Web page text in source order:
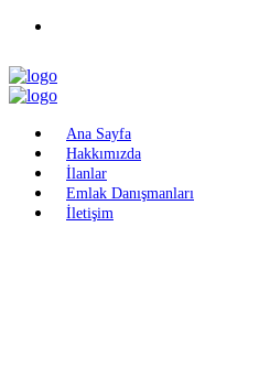
Ana Sayfa
Hakkımızda
İlanlar
Emlak Danışmanları
İletişim